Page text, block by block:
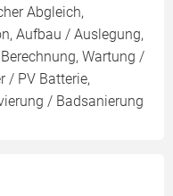
Abgleich,
Aufbau / Auslegung,
Wartung /
/ PV Batterie,
/ Badsanierung